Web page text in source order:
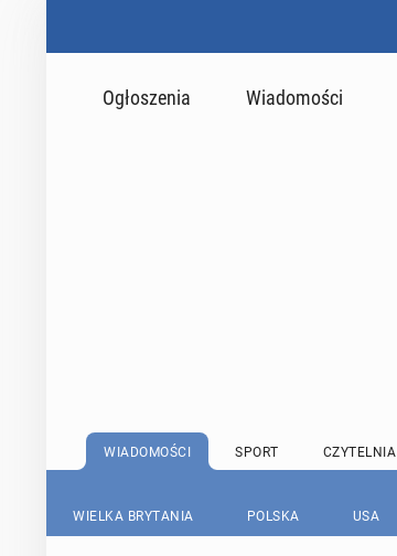
Ogłoszenia Wiadomości
WIADOMOŚCI SPORT CZYTELNIA
WIELKA BRYTANIA POLSKA USA